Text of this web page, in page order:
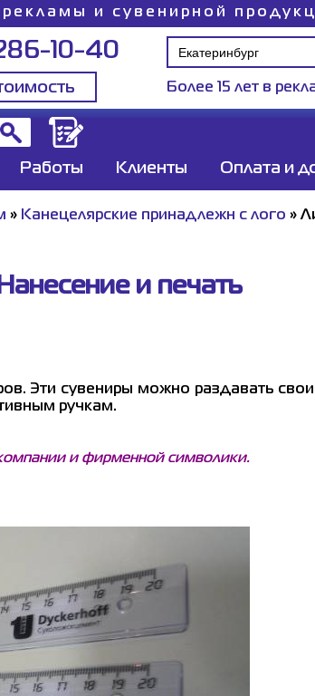
и сувенирной
10-40
Более 15 лет в
Работы Клиенты Оплата и
» Канецелярские принадлежн с лого »
и печать
Эти сувениры можно раздавать
ручкам.
и фирменной символики.